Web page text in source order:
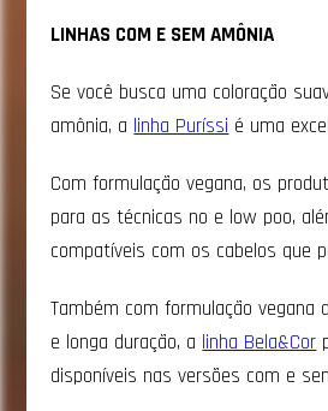
LINHAS COM E SEM AMÔNIA
Se você busca uma coloração
amônia, a linha Puríssi é uma
Com formulação vegana, os
para as técnicas no e low poo,
compatíveis com os cabelos que
Também com formulação vegana
e longa duração, a linha Bela&Cor
disponíveis nas versões com e